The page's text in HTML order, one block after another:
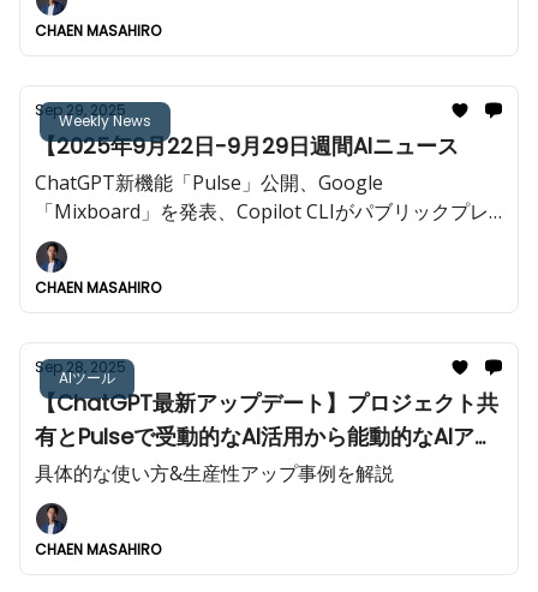
CHAEN MASAHIRO
Weekly News
Sep 29, 2025
【2025年9月22日-9月29日週間AIニュース
ChatGPT新機能「Pulse」公開、Google
「Mixboard」を発表、Copilot CLIがパブリックプレ
ビュー開始など今週も重大AIニュースが多数!!️
CHAEN MASAHIRO
AIツール
Sep 28, 2025
【ChatGPT最新アップデート】プロジェクト共
有とPulseで受動的なAI活用から能動的なAIアシ
スタントへ。
具体的な使い方&生産性アップ事例を解説
CHAEN MASAHIRO